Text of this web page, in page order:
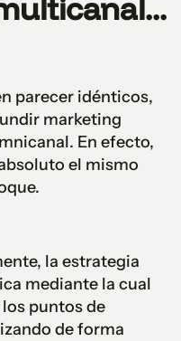
parecer idénticos,
marketing
En efecto,
el mismo
la estrategia
mediante la cual
puntos de
de forma